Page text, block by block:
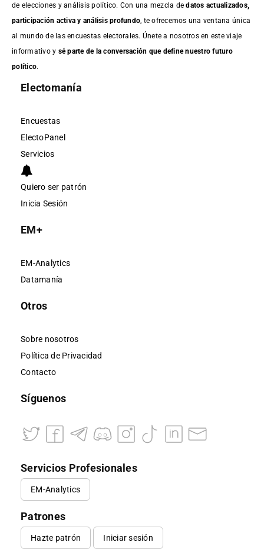
de elecciones y análisis político. Con una mezcla dedatos actualizados,
participación activa y análisis profundo , te ofrecemos una ventana única
al mundo de las encuestas electorales. Únete a nosotros en este viaje
informativo y sé parte de la conversación que define nuestro futuro
político.
Electomanía
Encuestas
ElectoPanel
Servicios
Quiero ser patrón
Inicia Sesión
EM+
EM-Analytics
Datamanía
Otros
Sobre nosotros
Política de Privacidad
Contacto
Síguenos
Servicios Profesionales
EM-Analytics
Patrones
Hazte patrón Iniciar sesión